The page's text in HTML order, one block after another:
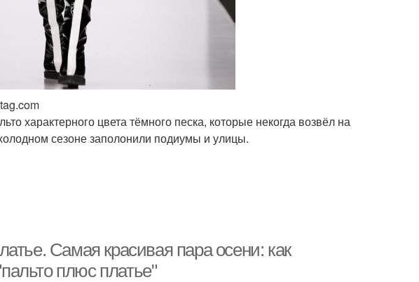
характерного цвета тёмного песка, которые некогда возвёл на
сезоне заполонили подиумы и улицы.
Самая красивая пара осени: как
плюс платье"